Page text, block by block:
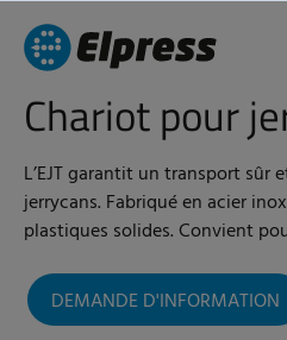
Chariot pour
L’EJT garantit un transport sûr
jerrycans. Fabriqué en acier
plastiques solides. Convient
DEMANDE D'INFORMATION